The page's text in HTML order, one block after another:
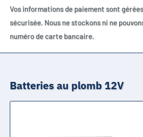
Vos informations de paiement sont
sécurisée. Nous ne stockons ni ne
numéro de carte bancaire.
Batteries au plomb 12V